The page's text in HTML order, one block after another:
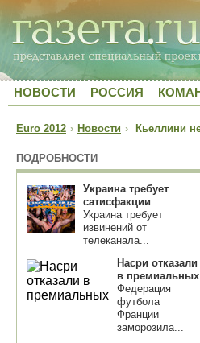
НОВОСТИ РОССИЯ
Euro 2012 › Новости › Кьеллини
ПОДРОБНОСТИ
Украина требует
сатисфакции
Украина требует
извинений от
телеканала...
Насри отказали
в премиальных
Федерация
футбола
Франции
заморозила...